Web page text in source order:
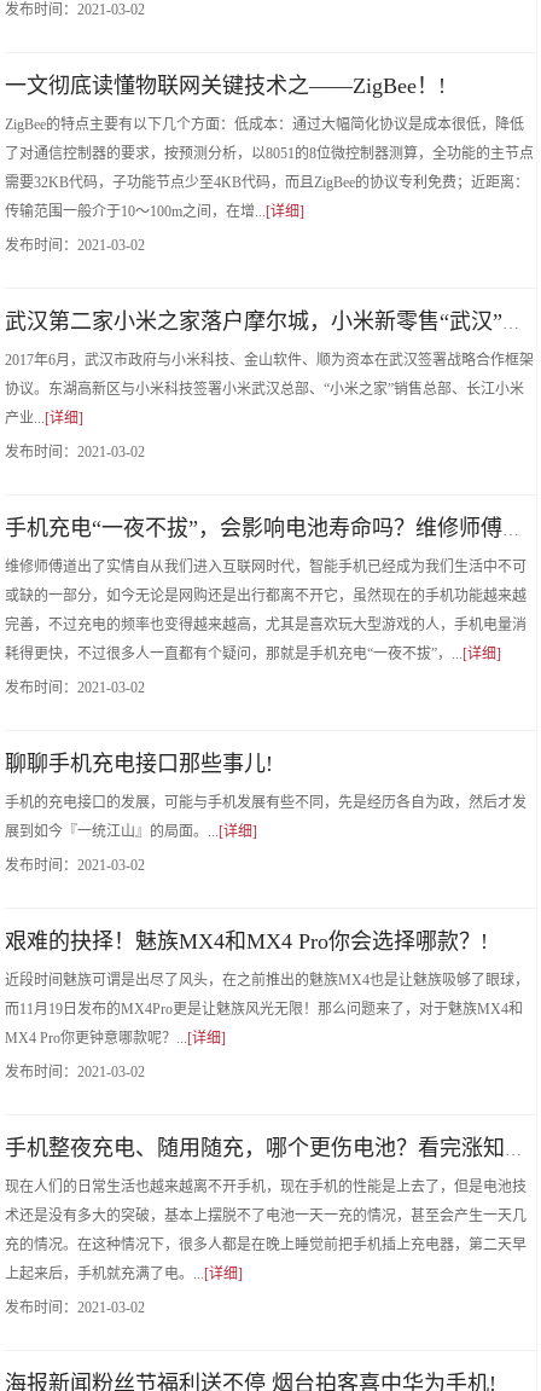
发布时间：2021-03-02
一文彻底读懂物联网关键技术之——ZigBee！!
ZigBee的特点主要有以下几个方面：低成本：通过大幅简化协议是成本很低，降低
了对通信控制器的要求，按预测分析，以8051的8位微控制器测算，全功能的主节点
需要32KB代码，子功能节点少至4KB代码，而且ZigBee的协议专利免费；近距离：
传输范围一般介于10～100m之间，在增...[详细]
发布时间：2021-03-02
2017年6月，武汉市政府与小米科技、金山软件、顺为资本在武汉签署战略合作框架
协议。东湖高新区与小米科技签署小米武汉总部、“小米之家”销售总部、长江小米
产业...[详细]
发布时间：2021-03-02
维修师傅道出了实情自从我们进入互联网时代，智能手机已经成为我们生活中不可
或缺的一部分，如今无论是网购还是出行都离不开它，虽然现在的手机功能越来越
完善，不过充电的频率也变得越来越高，尤其是喜欢玩大型游戏的人，手机电量消
耗得更快，不过很多人一直都有个疑问，那就是手机充电“一夜不拔”，...[详细]
发布时间：2021-03-02
聊聊手机充电接口那些事儿!
手机的充电接口的发展，可能与手机发展有些不同，先是经历各自为政，然后才发
展到如今『一统江山』的局面。...[详细]
发布时间：2021-03-02
艰难的抉择！魅族MX4和MX4 Pro你会选择哪款？!
近段时间魅族可谓是出尽了风头，在之前推出的魅族MX4也是让魅族吸够了眼球，
而11月19日发布的MX4Pro更是让魅族风光无限！那么问题来了，对于魅族MX4和
MX4 Pro你更钟意哪款呢？...[详细]
发布时间：2021-03-02
现在人们的日常生活也越来越离不开手机，现在手机的性能是上去了，但是电池技
术还是没有多大的突破，基本上摆脱不了电池一天一充的情况，甚至会产生一天几
充的情况。在这种情况下，很多人都是在晚上睡觉前把手机插上充电器，第二天早
上起来后，手机就充满了电。...[详细]
发布时间：2021-03-02
海报新闻粉丝节福利送不停 烟台拍客喜中华为手机!